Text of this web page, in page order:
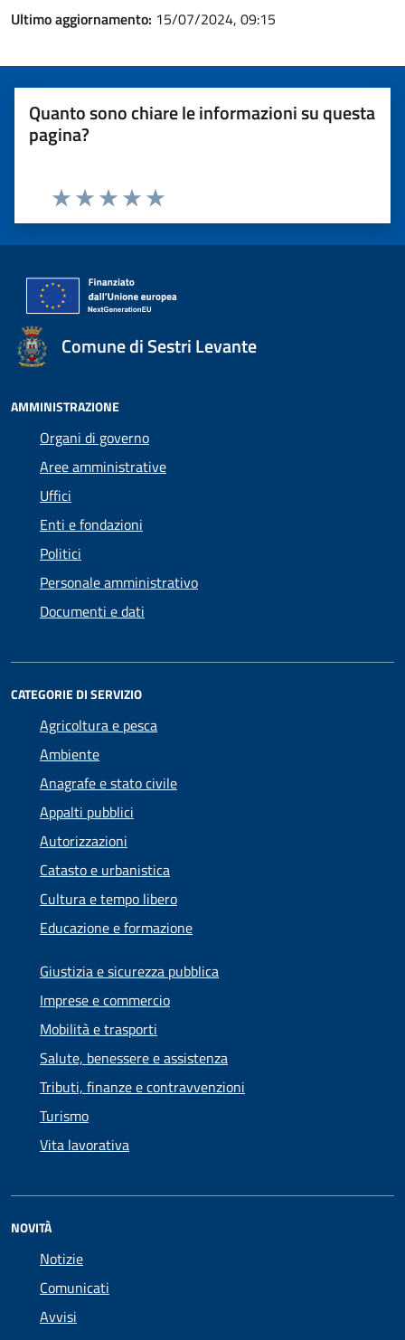
Ultimo aggiornamento: 15/07/2024, 09:15
Quanto sono chiare le informazioni su questa
pagina?
Valuta 5 stelle su 5
Valuta 4 stelle su 5
Valuta 3 stelle su 5
Valuta 2 stelle su 5
Valuta 1 stelle su 5
Comune di Sestri Levante
AMMINISTRAZIONE
Organi di governo
Aree amministrative
Uffici
Enti e fondazioni
Politici
Personale amministrativo
Documenti e dati
CATEGORIE DI SERVIZIO
Agricoltura e pesca
Ambiente
Anagrafe e stato civile
Appalti pubblici
Autorizzazioni
Catasto e urbanistica
Cultura e tempo libero
Educazione e formazione
Giustizia e sicurezza pubblica
Imprese e commercio
Mobilità e trasporti
Salute, benessere e assistenza
Tributi, finanze e contravvenzioni
Turismo
Vita lavorativa
NOVITÀ
Notizie
Comunicati
Avvisi